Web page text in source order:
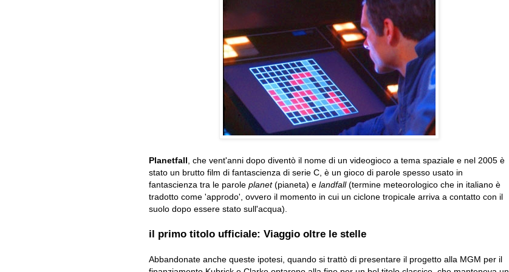
Planetfall , che vent'anni dopo diventò il nome di un videogioco a tema spaziale e nel 2005 è
stato un brutto film di fantascienza di serie C, è un gioco di parole spesso usato in
fantascienza tra le parole planet(pianeta) e landfall(termine meteorologico che in italiano è
tradotto come 'approdo', ovvero il momento in cui un ciclone tropicale arriva a contatto con il
suolo dopo essere stato sull'acqua).
il primo titolo ufficiale: Viaggio oltre le stelle
Abbandonate anche queste ipotesi, quando si trattò di presentare il progetto alla MGM per il